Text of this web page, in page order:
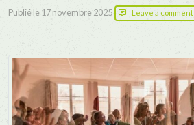
Publié le 17 novembre 2025 Leave a comment